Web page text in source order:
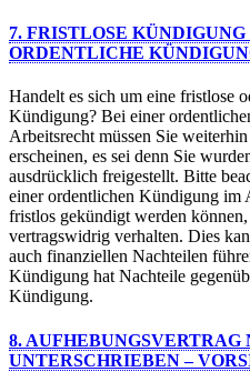
7. FRISTLOSE KÜNDIGUNG
ORDENTLICHE
Handelt es sich um eine fristlose
Kündigung? Bei einer
Arbeitsrecht müssen Sie
erscheinen, es sei denn Sie
ausdrücklich freigestellt. Bitte
einer ordentlichen Kündigung im
fristlos gekündigt werden
vertragswidrig verhalten. Dies
auch finanziellen Nachteilen
Kündigung hat Nachteile
Kündigung.
8. AUFHEBUNGSVERTRAG
UNTERSCHRIEBEN –